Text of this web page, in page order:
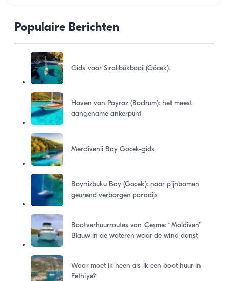
Populaire Berichten
Gids voor Sıralıbükbaai (Göcek).
Haven van Poyraz (Bodrum): het meest
aangename ankerpunt
Merdivenli Bay Gocek-gids
Boynizbuku Bay (Gocek): naar pijnbomen
geurend verborgen paradijs
Bootverhuurroutes van Çeşme: “Maldiven”
Blauw in de wateren waar de wind danst
Waar moet ik heen als ik een boot huur in
Fethiye?